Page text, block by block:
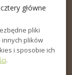
główne
pliki
innych plików
i sposobie ich
.